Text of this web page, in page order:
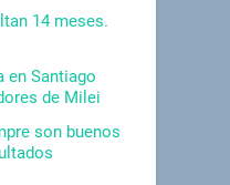
14 meses.
en Santiago
de Milei
son buenos